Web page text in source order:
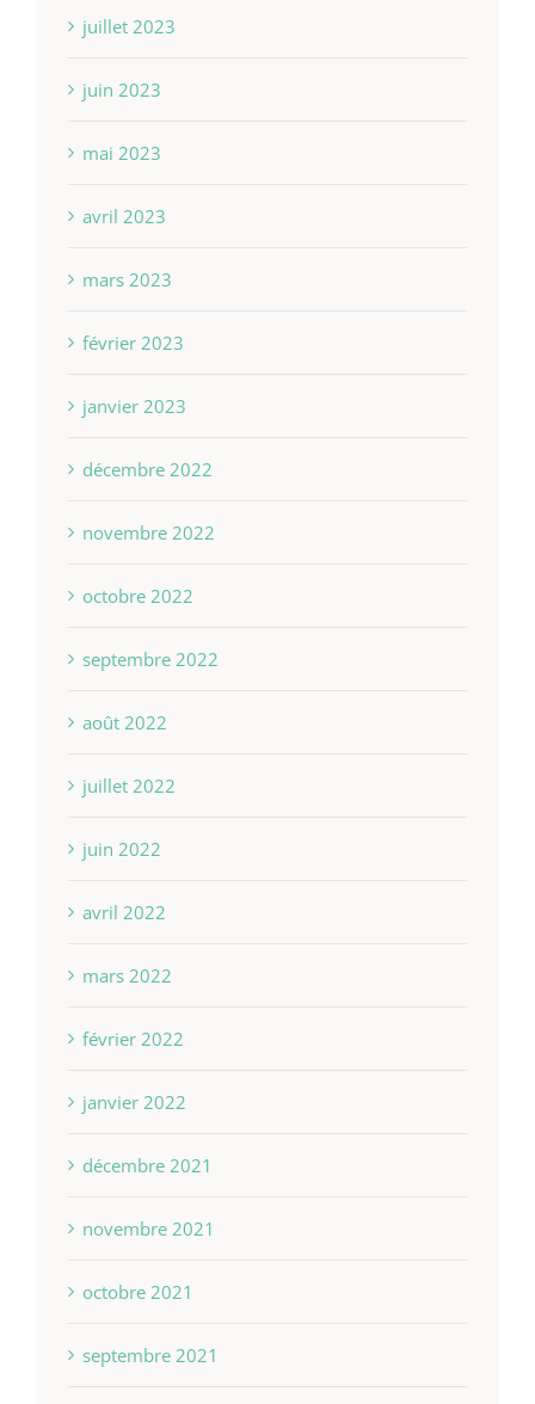
juillet 2023
juin 2023
mai 2023
avril 2023
mars 2023
février 2023
janvier 2023
décembre 2022
novembre 2022
octobre 2022
septembre 2022
août 2022
juillet 2022
juin 2022
avril 2022
mars 2022
février 2022
janvier 2022
décembre 2021
novembre 2021
octobre 2021
septembre 2021